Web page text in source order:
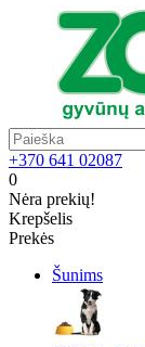
+370 641 02087
0
Nėra prekių!
Krepšelis
Prekės
Šunims